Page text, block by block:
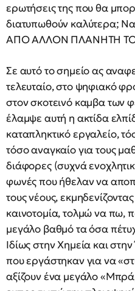
ερωτήσεις της που θα
διατυπωθούν καλύτερα;
ΑΠΟ ΑΛΛΟΝ ΠΛΑΝΗΤΗ
Σε αυτό το σημείο ας
τελευταίο, στο ψηφιακό
στον σκοτεινό καμβα των
έλαμψε αυτή η ακτίδα
καταπληκτικό εργαλείο,
τόσο αναγκαίο για τους
διάφορες (συχνά
φωνές που ήθελαν να
τους νέους,
καινοτομία, τολμώ να πω,
μεγάλο βαθμό τα όσα
Ιδίως στην Χημεία και
που εργάστηκαν για να
αξίζουν ένα μεγάλο